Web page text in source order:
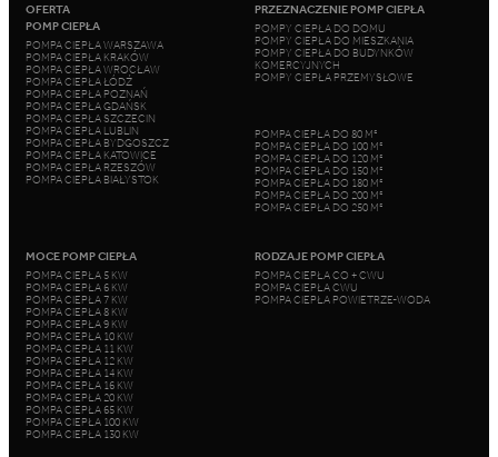
OFERTA
POMP CIEPŁA
POMPA CIEPŁA WARSZAWA
POMPA CIEPŁA KRAKÓW
POMPA CIEPŁA WROCŁAW
POMPA CIEPŁA ŁÓDŹ
POMPA CIEPŁA POZNAŃ
POMPA CIEPŁA GDAŃSK
POMPA CIEPŁA SZCZECIN
POMPA CIEPŁA LUBLIN
POMPA CIEPŁA BYDGOSZCZ
POMPA CIEPŁA KATOWICE
POMPA CIEPŁA RZESZÓW
POMPA CIEPŁA BIAŁYSTOK
PRZEZNACZENIE POMP CIEPŁA
POMPY CIEPŁA DO DOMU
POMPY CIEPŁA DO MIESZKANIA
POMPY CIEPŁA DO BUDYNKÓW
KOMERCYJNYCH
POMPY CIEPŁA PRZEMYSŁOWE
POMPA CIEPŁA DO 80 M²
POMPA CIEPŁA DO 100 M²
POMPA CIEPŁA DO 120 M²
POMPA CIEPŁA DO 150 M²
POMPA CIEPŁA DO 180 M²
POMPA CIEPŁA DO 200 M²
POMPA CIEPŁA DO 250 M²
MOCE POMP CIEPŁA
POMPA CIEPŁA 5 KW
POMPA CIEPŁA 6 KW
POMPA CIEPŁA 7 KW
POMPA CIEPŁA 8 KW
POMPA CIEPŁA 9 KW
POMPA CIEPŁA 10 KW
POMPA CIEPŁA 11 KW
POMPA CIEPŁA 12 KW
POMPA CIEPŁA 14 KW
POMPA CIEPŁA 16 KW
POMPA CIEPŁA 20 KW
POMPA CIEPŁA 65 KW
POMPA CIEPŁA 100 KW
POMPA CIEPŁA 130 KW
RODZAJE POMP CIEPŁA
POMPA CIEPŁA CO + CWU
POMPA CIEPŁA CWU
POMPA CIEPŁA POWIETRZE-WODA